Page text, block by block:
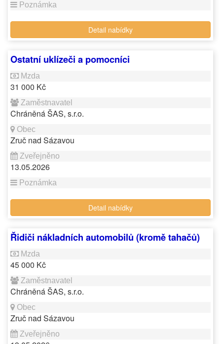
Detail nabídky
Ostatní uklízeči a pomocníci
31 000 Kč
Chráněná ŠAS, s.r.o.
Zruč nad Sázavou
13.05.2026
Detail nabídky
Řidiči nákladních automobilů (kromě tahačů)
45 000 Kč
Chráněná ŠAS, s.r.o.
Zruč nad Sázavou